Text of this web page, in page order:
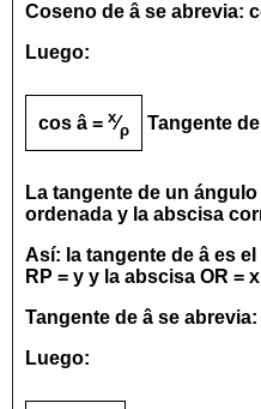
Coseno de â se abrevia:
Luego:
cos â = x⁄ρ Tangente
La tangente de un ángulo
ordenada y la abscisa
Así: la tangente de â es
RP = y y la abscisa OR = x
Tangente de â se abrevia:
Luego: